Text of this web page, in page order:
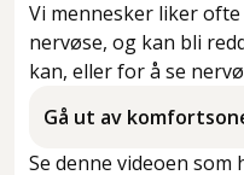
Vi mennesker liker
nervøse, og kan bli
kan, eller for å se
Gå ut av
Se denne videoen